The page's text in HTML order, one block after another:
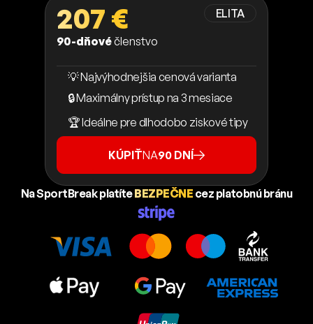
ELITA
207 €
90-dňovéčlenstvo
💡 Najvýhodnejšia cenová varianta
🔒 Maximálny prístup na 3 mesiace
🏆 Ideálne pre dlhodobo ziskové tipy
KÚPIŤNA90 DNÍ
Na SportBreak platíteBEZPEČNE cez platobnú bránu